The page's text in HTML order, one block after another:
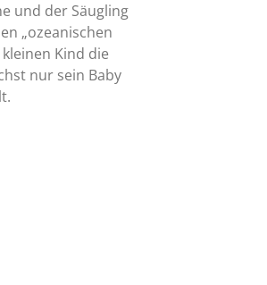
und der Säugling
„ozeanischen
Kind die
nur sein Baby